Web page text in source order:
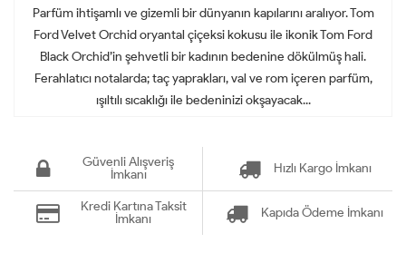
Parfüm ihtişamlı ve gizemli bir dünyanın kapılarını aralıyor. Tom
Ford Velvet Orchid oryantal çiçeksi kokusu ile ikonik Tom Ford
Black Orchid’in şehvetli bir kadının bedenine dökülmüş hali.
Ferahlatıcı notalarda; taç yaprakları, val ve rom içeren parfüm,
ışıltılı sıcaklığı ile bedeninizi okşayacak...
Güvenli Alışveriş
İmkanı
Hızlı Kargo İmkanı
Kredi Kartına Taksit
İmkanı
Kapıda Ödeme İmkanı